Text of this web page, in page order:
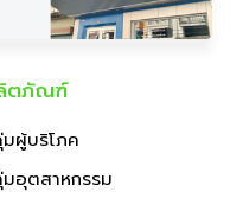
ตภัณฑ์
ผู้บริโภค
อุตสาหกรรม